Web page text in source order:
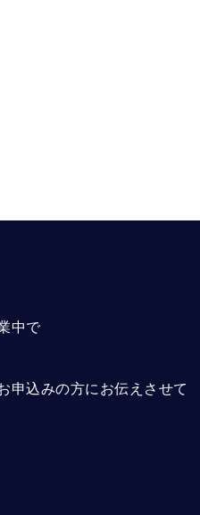
中で
申込みの方にお伝えさせて